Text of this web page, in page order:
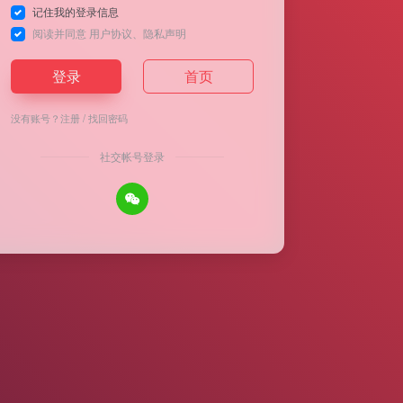
记住我的登录信息
阅读并同意 用户协议 隐私声明
登录 首页
没有账号？注册/找回密码
社交帐号登录